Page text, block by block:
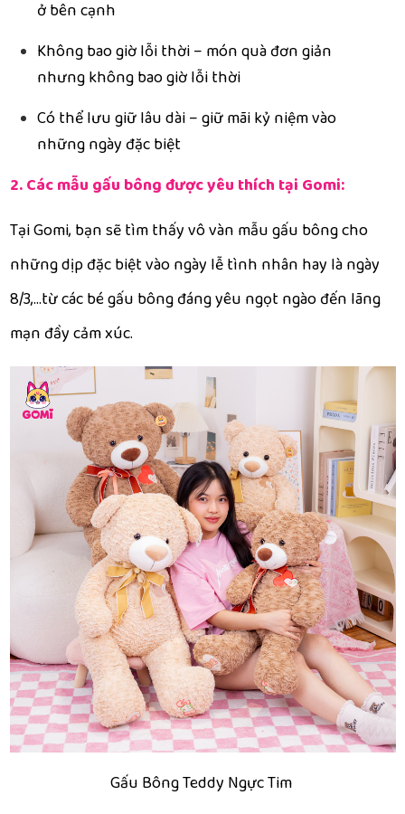
ở bên cạnh
Không bao giờ lỗi thời – món quà đơn giản
nhưng không bao giờ lỗi thời
Có thể lưu giữ lâu dài – giữ mãi kỷ niệm vào
những ngày đặc biệt
2. Các mẫu gấu bông được yêu thích tại Gomi:
Tại Gomi, bạn sẽ tìm thấy vô vàn mẫu gấu bông cho
những dịp đặc biệt vào ngày lễ tình nhân hay là ngày
8/3,...từ các bé gấu bông đáng yêu ngọt ngào đến lãng
mạn đầy cảm xúc.
Gấu Bông Teddy Ngực Tim